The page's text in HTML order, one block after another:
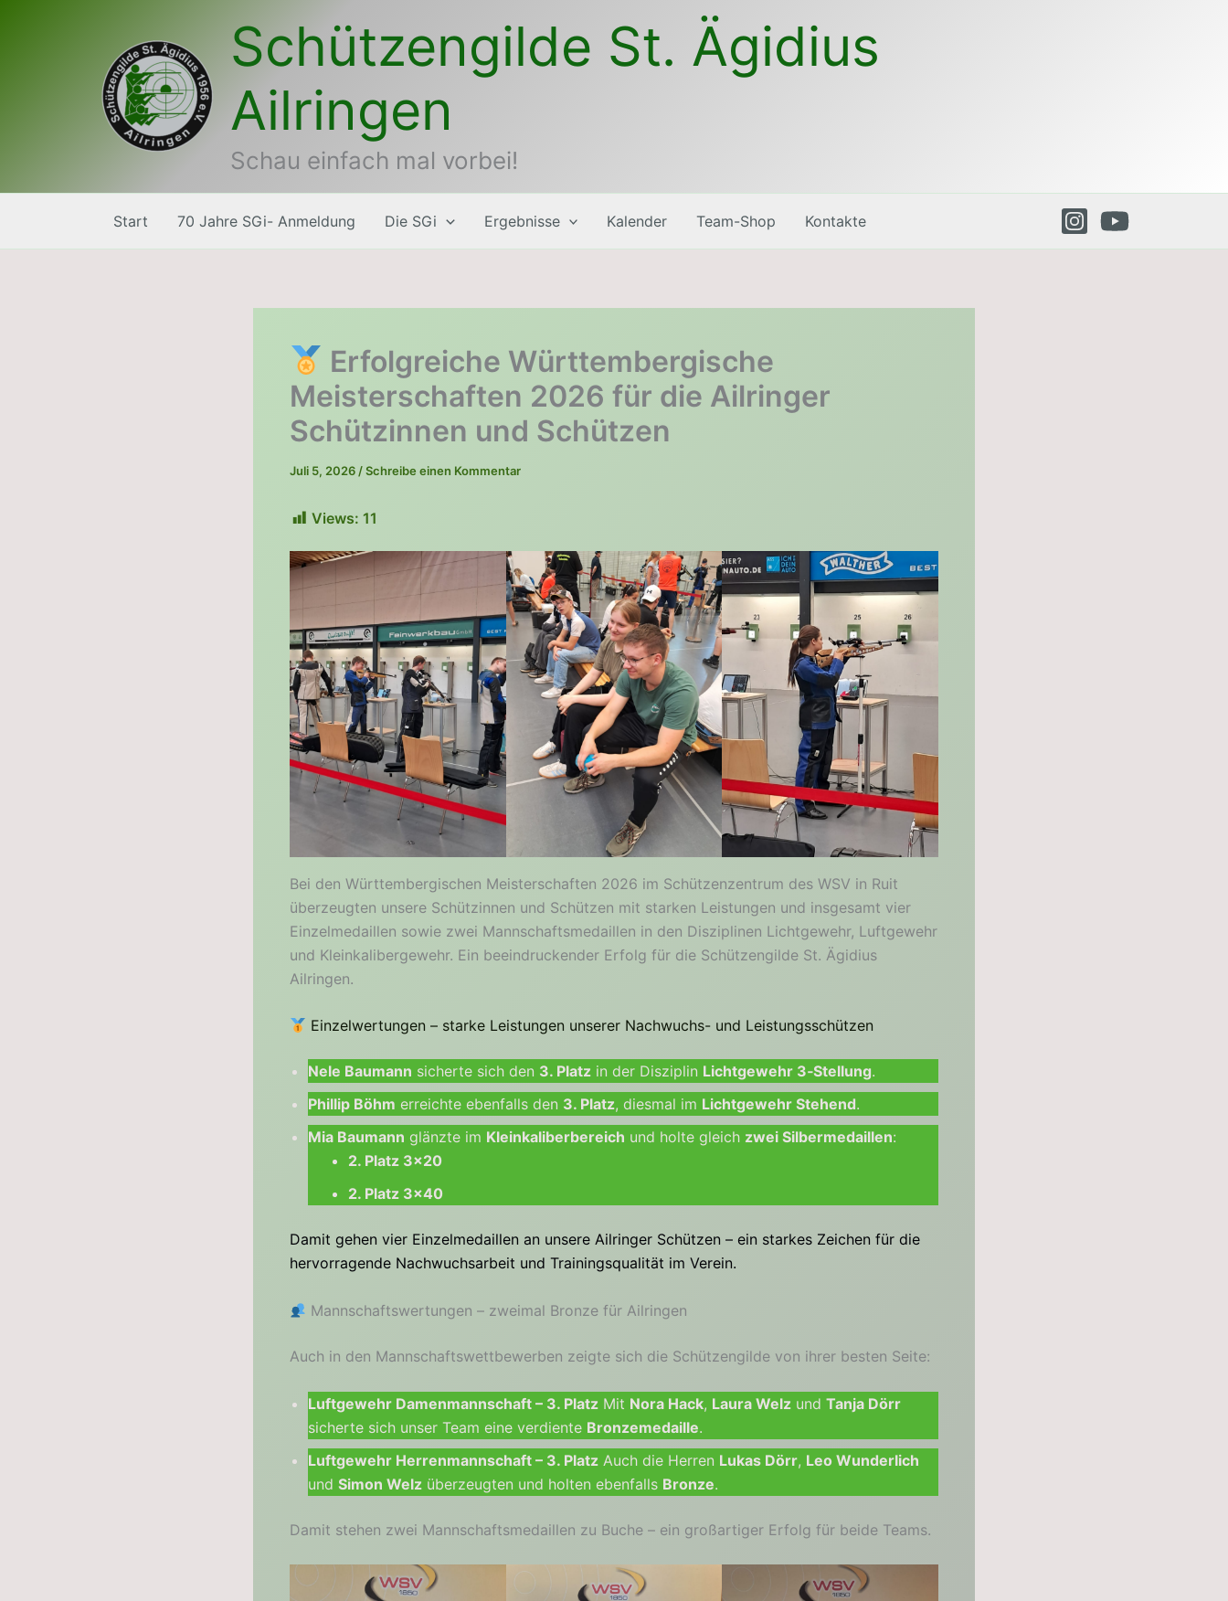
Schützengilde St. Ägidius
Ailringen
Schau einfach mal vorbei!
Start 70 Jahre SGi- Anmeldung Die SGi Ergebnisse Kalender Team-Shop Kontakte
Erfolgreiche Württembergische
Meisterschaften 2026 für die Ailringer
Schützinnen und Schützen
Juli 5, 2026 /Schreibe einen Kommentar
Views: 11
Bei den Württembergischen Meisterschaften 2026 im Schützenzentrum des WSV in Ruit
überzeugten unsere Schützinnen und Schützen mit starken Leistungen und insgesamt vier
Einzelmedaillen sowie zwei Mannschaftsmedaillen in den Disziplinen Lichtgewehr, Luftgewehr
und Kleinkalibergewehr. Ein beeindruckender Erfolg für die Schützengilde St. Ägidius
Ailringen.
Einzelwertungen – starke Leistungen unserer Nachwuchs- und Leistungsschützen
Nele Baumann sicherte sich den 3. Platz in der Disziplin Lichtgewehr 3‑Stellung.
Phillip Böhm erreichte ebenfalls den 3. Platz, diesmal im Lichtgewehr Stehend.
Mia Baumann glänzte im Kleinkaliberbereich und holte gleich zwei Silbermedaillen:
2. Platz 3×20
2. Platz 3×40
Damit gehen vier Einzelmedaillen an unsere Ailringer Schützen – ein starkes Zeichen für die
hervorragende Nachwuchsarbeit und Trainingsqualität im Verein.
Mannschaftswertungen – zweimal Bronze für Ailringen
Auch in den Mannschaftswettbewerben zeigte sich die Schützengilde von ihrer besten Seite:
Luftgewehr Damenmannschaft – 3. Platz Mit Nora Hack, Laura Welz und Tanja Dörr
sicherte sich unser Team eine verdiente Bronzemedaille.
Luftgewehr Herrenmannschaft – 3. Platz Auch die Herren Lukas Dörr, Leo Wunderlich
und Simon Welz überzeugten und holten ebenfalls Bronze.
Damit stehen zwei Mannschaftsmedaillen zu Buche – ein großartiger Erfolg für beide Teams.